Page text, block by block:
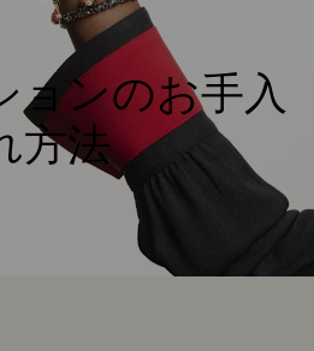
ョンのお手入
方法